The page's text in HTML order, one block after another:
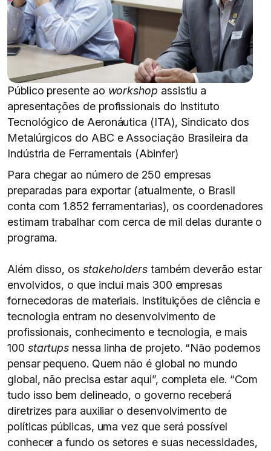
Público presente ao workshop assistiu a
apresentações de profissionais do Instituto
Tecnológico de Aeronáutica (ITA), Sindicato dos
Metalúrgicos do ABC e Associação Brasileira da
Indústria de Ferramentais (Abinfer)
Para chegar ao número de 250 empresas
preparadas para exportar (atualmente, o Brasil
conta com 1.852 ferramentarias), os coordenadores
estimam trabalhar com cerca de mil delas durante o
programa.
Além disso, os stakeholders também deverão estar
envolvidos, o que inclui mais 300 empresas
fornecedoras de materiais. Instituições de ciência e
tecnologia entram no desenvolvimento de
profissionais, conhecimento e tecnologia, e mais
100 startups nessa linha de projeto. “Não podemos
pensar pequeno. Quem não é global no mundo
global, não precisa estar aqui”, completa ele. “Com
tudo isso bem delineado, o governo receberá
diretrizes para auxiliar o desenvolvimento de
políticas públicas, uma vez que será possível
conhecer a fundo os setores e suas necessidades,